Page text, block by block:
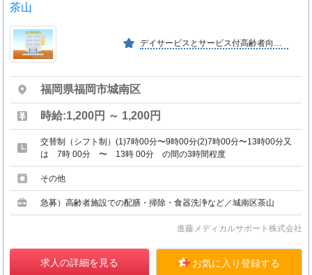
茶山
デイサービスとサービス付高齢者向け住宅です。医療法人が運営しており、スタッフが２４時間３６５日常駐し、生涯に渡り医療・介護の連携した生活サポートを行います。
福岡県福岡市城南区
時給:1,200円 ～ 1,200円
交替制（シフト制）(1)7時00分〜9時00分(2)7時00分〜13時00分又
は 7時 00分 〜 13時 00分 の間の3時間程度
その他
急募）高齢者施設での配膳・掃除・食器洗浄など／城南区茶山
進藤メディカルサポート株式会社
求人の詳細を見る お気に入り登録する